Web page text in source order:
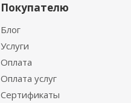
Покупателю
Блог
Услуги
Оплата
Оплата услуг
Сертификаты